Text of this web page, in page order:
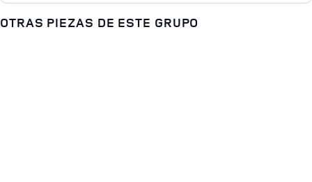
OTRAS PIEZAS DE ESTE GRUPO